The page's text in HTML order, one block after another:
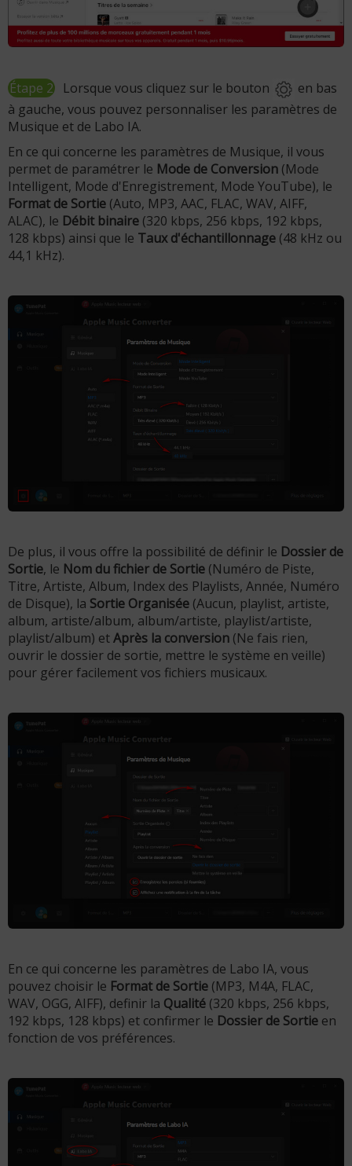
Étape 2 Lorsque vous cliquez sur le bouton
en bas
à gauche, vous pouvez personnaliser les paramètres de
Musique et de Labo IA.
En ce qui concerne les paramètres de Musique, il vous
permet de paramétrer le Mode de Conversion (Mode
Intelligent, Mode d'Enregistrement, Mode YouTube), le
Format de Sortie (Auto, MP3, AAC, FLAC, WAV, AIFF,
ALAC), le Débit binaire (320 kbps, 256 kbps, 192 kbps,
128 kbps) ainsi que le Taux d'échantillonnage (48 kHz ou
44,1 kHz).
De plus, il vous offre la possibilité de définir le Dossier de
Sortie, le Nom du fichier de Sortie (Numéro de Piste,
Titre, Artiste, Album, Index des Playlists, Année, Numéro
de Disque), la Sortie Organisée (Aucun, playlist, artiste,
album, artiste/album, album/artiste, playlist/artiste,
playlist/album) etAprès la conversion (Ne fais rien,
ouvrir le dossier de sortie, mettre le système en veille)
pour gérer facilement vos fichiers musicaux.
En ce qui concerne les paramètres de Labo IA, vous
pouvez choisir le Format de Sortie (MP3, M4A, FLAC,
WAV, OGG, AIFF), definir la Qualité (320 kbps, 256 kbps,
192 kbps, 128 kbps) et confirmer le Dossier de Sortie en
fonction de vos préférences.